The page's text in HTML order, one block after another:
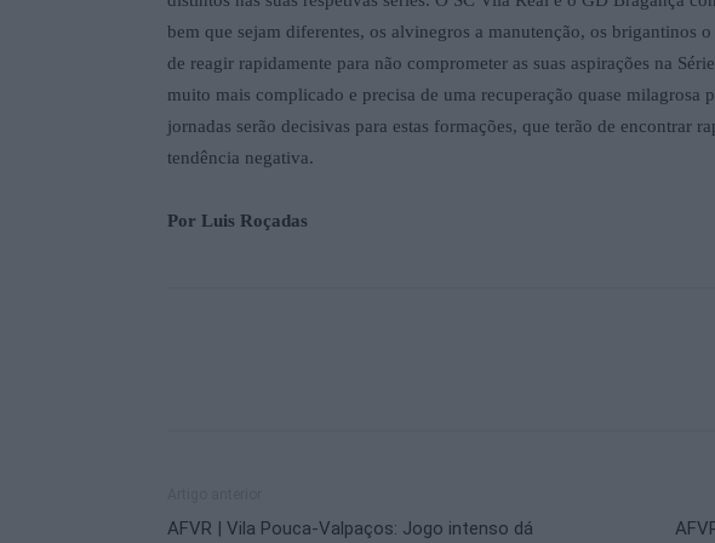
bem que sejam diferentes, os alvinegros a manutenção, os brigantinos
de reagir rapidamente para não comprometer as suas aspirações na
muito mais complicado e precisa de uma recuperação quase milagrosa
jornadas serão decisivas para estas formações, que terão de encontrar
tendência negativa.
Por Luis Roçadas
AFVR | Vila Pouca-Valpaços: Jogo intenso dá